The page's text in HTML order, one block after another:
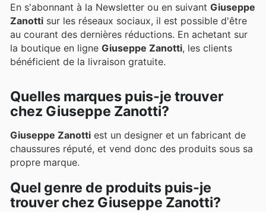
En s'abonnant à la Newsletter ou en suivant Giuseppe
Zanotti sur les réseaux sociaux, il est possible d'être
au courant des dernières réductions. En achetant sur
la boutique en ligne Giuseppe Zanotti, les clients
bénéficient de la livraison gratuite.
Quelles marques puis-je trouver
chez Giuseppe Zanotti?
Giuseppe Zanotti est un designer et un fabricant de
chaussures réputé, et vend donc des produits sous sa
propre marque.
Quel genre de produits puis-je
trouver chez Giuseppe Zanotti?